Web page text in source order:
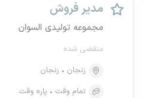
مدیر فروش
مجموعه تولیدی السوان
منقضی شده
زنجان
زنجان
تمام وقت
پاره وقت